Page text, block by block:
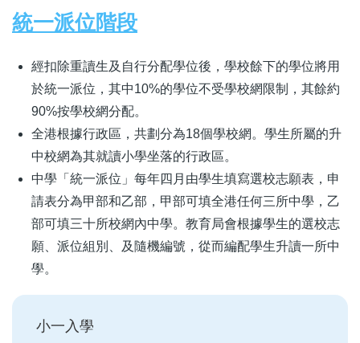
統一派位階段
經扣除重讀生及自行分配學位後，學校餘下的學位將用
於統一派位，其中10%的學位不受學校網限制，其餘約
90%按學校網分配。
全港根據行政區，共劃分為18個學校網。學生所屬的升
中校網為其就讀小學坐落的行政區。
中學「統一派位」每年四月由學生填寫選校志願表，申
請表分為甲部和乙部，甲部可填全港任何三所中學，乙
部可填三十所校網內中學。教育局會根據學生的選校志
願、派位組別、及隨機編號，從而編配學生升讀一所中
學。
Main
小一入學